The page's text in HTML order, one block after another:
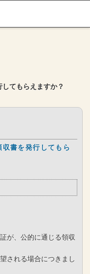
してもらえますか？
収書を発行してもら
が、公的に通じる領収
される場合につきまし